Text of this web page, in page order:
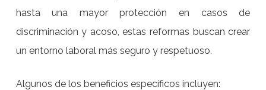
hasta una mayor protección en casos de
discriminación y acoso, estas reformas buscan crear
un entorno laboral más seguro y respetuoso.
Algunos de los beneficios específicos incluyen: